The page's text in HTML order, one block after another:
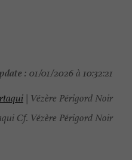
: 01/01/2026 à 10:32:21
| Vézère Périgord Noir
Cf. Vézère Périgord Noir